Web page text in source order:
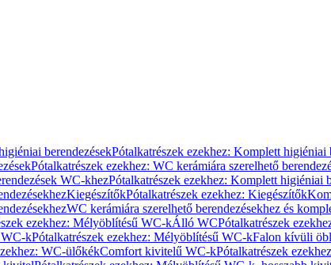
berendezésekPótalkatrészek ezekhez: Komplett higiéniai
Pótalkatrészek ezekhez: WC kerámiára szerelhető
WC-khezPótalkatrészek ezekhez: Komplett higiéniai
KiegészítőkPótalkatrészek ezekhez: Kiegészítők
WC kerámiára szerelhető berendezésekhez és
ezekhez: Mélyöblítésű WC-kÁlló WCPótalkatrészek
kPótalkatrészek ezekhez: Mélyöblítésű WC-kFalon kívüli
WC-ülőkékComfort kivitelű WC-kPótalkatrészek